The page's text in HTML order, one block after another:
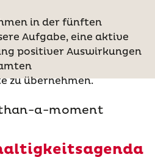
in der fünften
Aufgabe, eine aktive
positiver Auswirkungen
zu übernehmen.